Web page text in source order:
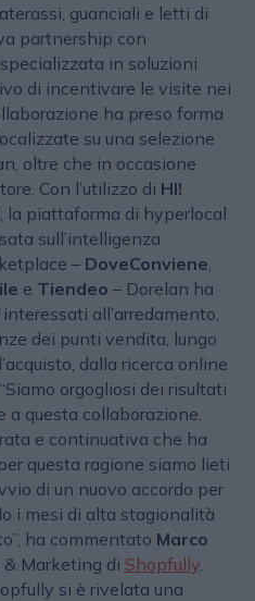
guanciali e letti di
partnership con
in soluzioni
di incentivare le visite nei
ha preso forma
su una selezione
oltre che in occasione
Con l’utilizzo di HI!
la piattaforma di hyperlocal
sull’intelligenza
– DoveConviene
e Tiendeo – Dorelan ha
all’arredamento,
dei punti vendita, lungo
dalla ricerca online
orgogliosi dei risultati
a questa collaborazione.
e continuativa che ha
questa ragione siamo lieti
di un nuovo accordo per
i mesi di alta stagionalità
ha commentato Marco
& Marketing di Shopfully.
si è rivelata una